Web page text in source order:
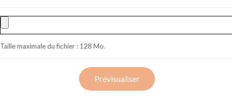
Taille maximale du fichier : 128 Mo.